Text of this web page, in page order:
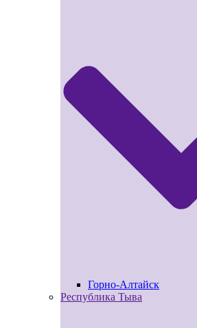
Горно-Алтайск
Республика Тыва